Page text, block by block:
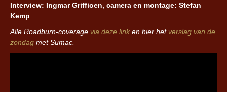
Interview: Ingmar Griffioen, camera en montage: Stefan
Kemp
Alle Roadburn-coverage via deze link en hier het verslag van de
zondag met Sumac.